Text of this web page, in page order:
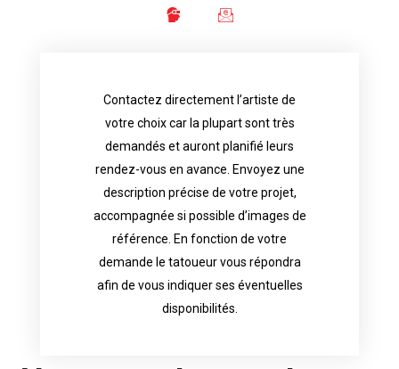
Contactez directement l’artiste de
votre choix car la plupart sont très
demandés et auront planifié leurs
rendez-vous en avance. Envoyez une
description précise de votre projet,
accompagnée si possible d’images de
référence. En fonction de votre
demande le tatoueur vous répondra
afin de vous indiquer ses éventuelles
disponibilités.
Contact directly the artist of your
choice because most are in great
appointments in advance. Send an
accurate description of your project, if
possible attached with reference
images. Depending your request, the
tattoo artist will answer to tell you his